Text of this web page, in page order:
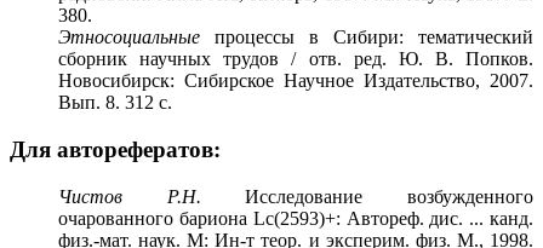
380.
Этносоциальные процессы в Сибири: тематический
сборник научных трудов / отв. ред. Ю. В. Попков.
Новосибирск: Сибирское Научное Издательство, 2007.
Вып. 8. 312 с.
Для авторефератов:
Чистов Р.Н. Исследование возбужденного
очарованного бариона Lс(2593)+: Автореф. дис. ... канд.
физ.-мат. наук. М: Ин-т теор. и эксперим. физ. М., 1998.